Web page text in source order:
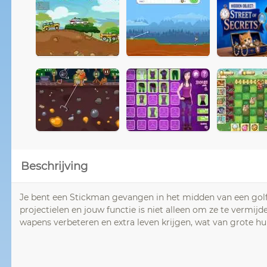
Beschrijving
Je bent een Stickman gevangen in het midden van een
projectielen en jouw functie is niet alleen om ze te
wapens verbeteren en extra leven krijgen, wat van grote